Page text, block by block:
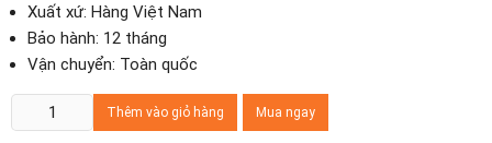
Xuất xứ: Hàng Việt Nam
Bảo hành: 12 tháng
Vận chuyển: Toàn quốc
Thùng
rác
Thêm vào giỏ hàng Mua ngay